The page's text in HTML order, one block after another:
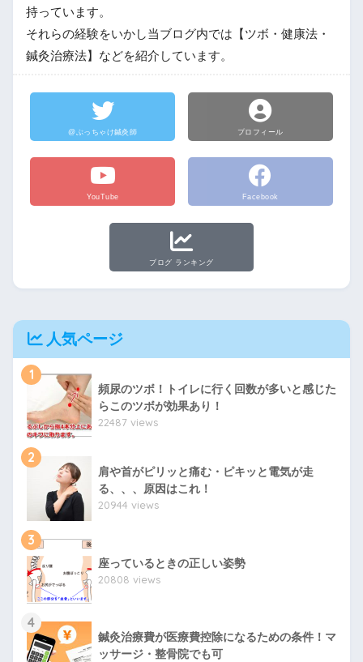
持っています。
それらの経験をいかし当ブログ内では【ツボ・健康法・
鍼灸治療法】などを紹介しています。
@ぶっちゃけ鍼灸師 プロフィール
YouTube Facebook
ブログ ランキング
人気ページ
1
頻尿のツボ！トイレに行く回数が多いと感じた
らこのツボが効果あり！
22487 views
2
肩や首がピリッと痛む・ピキッと電気が走
る、、、原因はこれ！
20944 views
3
座っているときの正しい姿勢
20808 views
4
鍼灸治療費が医療費控除になるための条件！マ
ッサージ・整骨院でも可